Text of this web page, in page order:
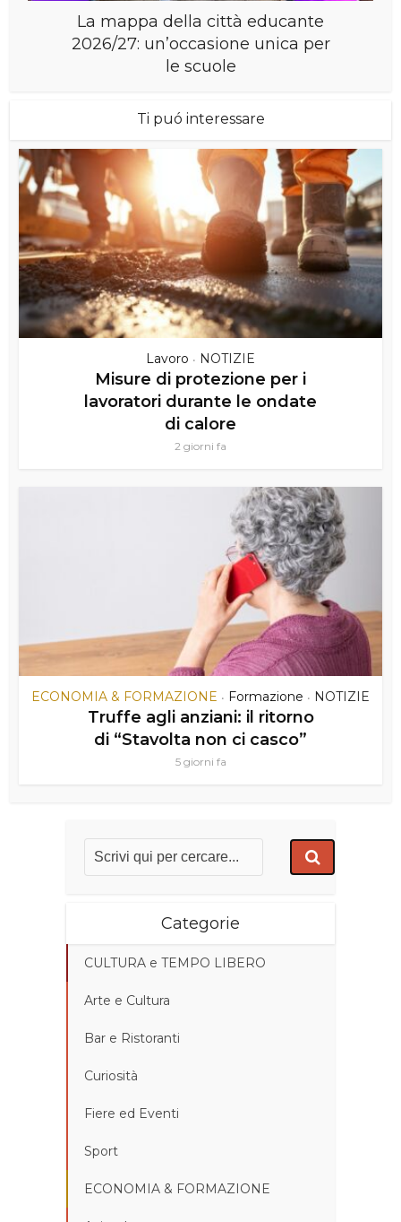
La mappa della città educante
2026/27: un’occasione unica per
le scuole
Ti puó interessare
Lavoro • NOTIZIE
Misure di protezione per i
lavoratori durante le ondate
di calore
2 giorni fa
ECONOMIA & FORMAZIONE • Formazione • NOTIZIE
Truffe agli anziani: il ritorno
di “Stavolta non ci casco”
5 giorni fa
Categorie
CULTURA e TEMPO LIBERO
Arte e Cultura
Bar e Ristoranti
Curiosità
Fiere ed Eventi
Sport
ECONOMIA & FORMAZIONE